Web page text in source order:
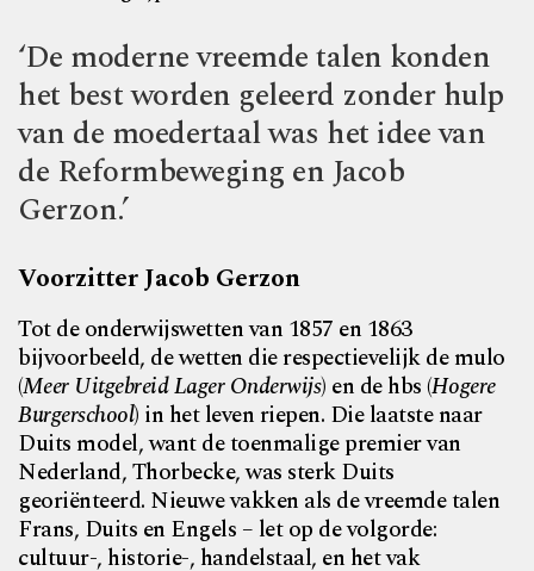
‘De moderne vreemde talen konden
het best worden geleerd zonder hulp
van de moedertaal was het idee van
de Reformbeweging en Jacob
Gerzon.’
Voorzitter Jacob Gerzon
Tot de onderwijswetten van 1857 en 1863
bijvoorbeeld, de wetten die respectievelijk de mulo
(Meer Uitgebreid Lager Onderwijs) en de hbs (Hogere
Burgerschool) in het leven riepen. Die laatste naar
Duits model, want de toenmalige premier van
Nederland, Thorbecke, was sterk Duits
georiënteerd. Nieuwe vakken als de vreemde talen
Frans, Duits en Engels – let op de volgorde:
cultuur-, historie-, handelstaal, en het vak